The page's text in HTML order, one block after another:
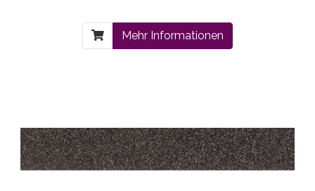
Mehr Informationen